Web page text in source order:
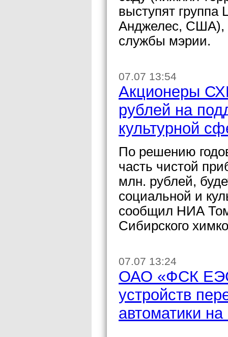
выступят группа
Анджелес, США),
службы мэрии.
07.07 13:54
Акционеры
рублей на
культурной
По решению
часть чистой
млн. рублей,
социальной и
сообщил НИА
Сибирского
07.07 13:24
ОАО «ФСК
устройств
автоматики